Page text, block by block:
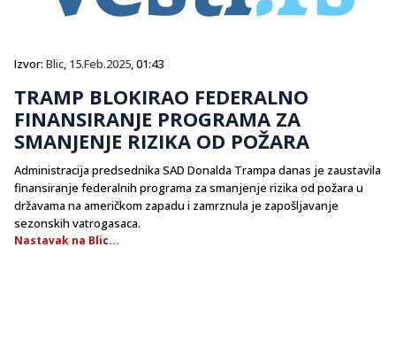
Izvor: Blic, 15.Feb.2025, 01:43
TRAMP BLOKIRAO FEDERALNO
FINANSIRANJE PROGRAMA ZA
SMANJENJE RIZIKA OD POŽARA
Administracija predsednika SAD Donalda Trampa danas je zaustavila
finansiranje federalnih programa za smanjenje rizika od požara u
državama na američkom zapadu i zamrznula je zapošljavanje
sezonskih vatrogasaca.
Nastavak na Blic...